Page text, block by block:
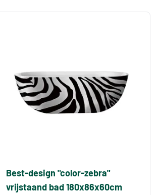
Best-design "color-zebra"
vrijstaand bad 180x86x60cm